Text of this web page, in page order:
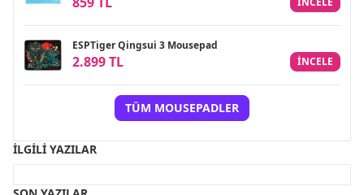
ESPTiger Qingsui 3 Mousepad
2.899 TL INCELE
TÜM MOUSEPADLER
İLGILI YAZILAR